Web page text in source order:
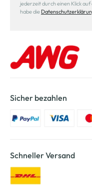
jederzeit durch einen Klick
habe die
Sicher bezahlen
Schneller Versand